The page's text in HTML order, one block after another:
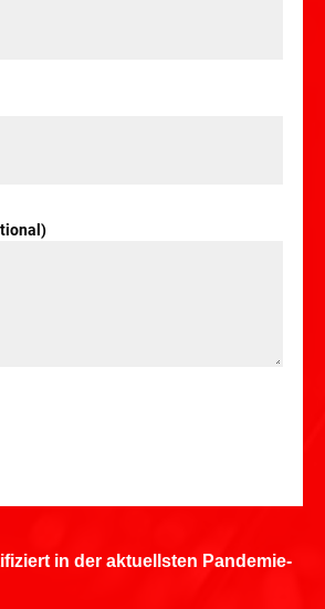
in der aktuellsten Pandemie-